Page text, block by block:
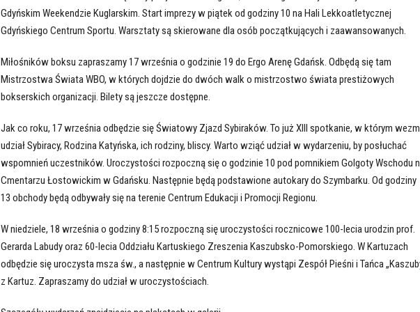
Gdyńskim Weekendzie Kuglarskim. Start imprezy w piątek od godziny 10 na Hali Lekkoatletycznej
Gdyńskiego Centrum Sportu. Warsztaty są skierowane dla osób początkujących i zaawansowanych.
Miłośników boksu zapraszamy 17 września o godzinie 19 do Ergo Arenę Gdańsk. Odbędą się tam
Mistrzostwa Świata WBO, w których dojdzie do dwóch walk o mistrzostwo świata prestiżowych
bokserskich organizacji. Bilety są jeszcze dostępne.
Jak co roku, 17 września odbędzie się Światowy Zjazd Sybiraków. To już XIII spotkanie, w którym
udział Sybiracy, Rodzina Katyńska, ich rodziny, bliscy. Warto wziąć udział w wydarzeniu, by posłuchać
wspomnień uczestników. Uroczystości rozpoczną się o godzinie 10 pod pomnikiem Golgoty Wschodu
Cmentarzu Łostowickim w Gdańsku. Następnie będą podstawione autokary do Szymbarku. Od godziny
13 obchody będą odbywały się na terenie Centrum Edukacji i Promocji Regionu.
W niedziele, 18 września o godziny 8:15 rozpoczną się uroczystości rocznicowe 100-lecia urodzin prof.
Gerarda Labudy oraz 60-lecia Oddziału Kartuskiego Zreszenia Kaszubsko-Pomorskiego. W Kartuzach
odbędzie się uroczysta msza św., a następnie w Centrum Kultury wystąpi Zespół Pieśni i Tańca
z Kartuz. Zapraszamy do udział w uroczystościach.